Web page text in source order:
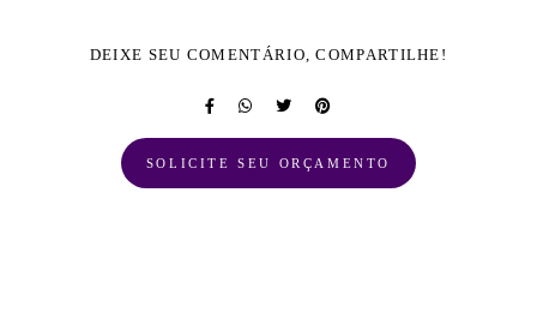
DEIXE SEU COMENTÁRIO, COMPARTILHE!
SOLICITE SEU ORÇAMENTO